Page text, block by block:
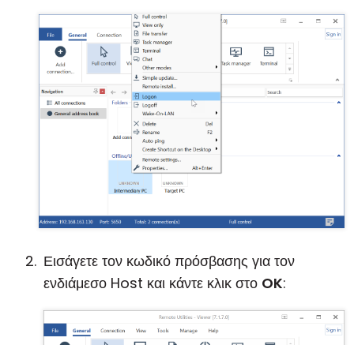
Εισάγετε τον κωδικό πρόσβασης για τον
ενδιάμεσο Host και κάντε κλικ στο OK: